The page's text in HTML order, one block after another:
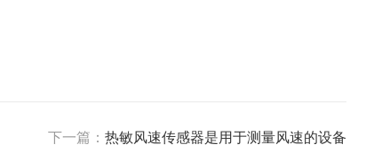
下一篇： 热敏风速传感器是用于测量风速的设备